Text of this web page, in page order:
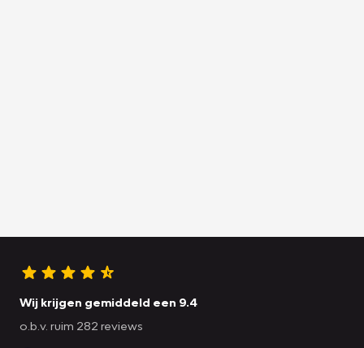
Wij krijgen gemiddeld een 9.4
o.b.v. ruim 282 reviews